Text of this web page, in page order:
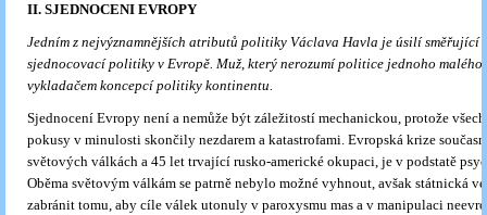
II. SJEDNOCENI EVROPY
Jedním z nejvýznamnějších atributů politiky Václava Havla je úsilí směřující
sjednocovací politiky v Evropě. Muž, který nerozumí politice jednoho malého
vykladačem koncepcí politiky kontinentu.
Sjednocení Evropy není a nemůže být záležitostí mechanickou, protože
pokusy v minulosti skončily nezdarem a katastrofami. Evropská krize
světových válkách a 45 let trvající rusko-americké okupaci, je v podstatě
Oběma světovým válkám se patrně nebylo možné vyhnout, avšak státnická
zabránit tomu, aby cíle válek utonuly v paroxysmu mas a v manipulaci